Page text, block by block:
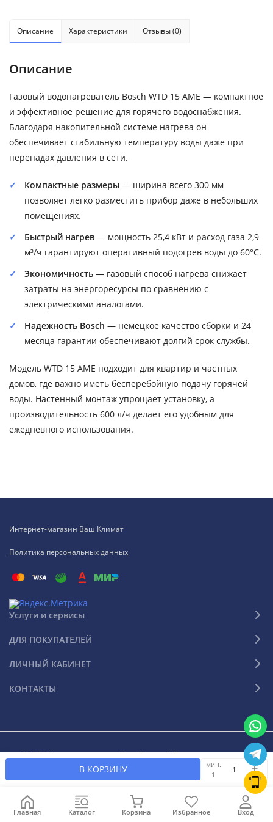
В КОРЗИНУ
мин.
1
Описание Характеристики Отзывы (0)
Описание
Газовый водонагреватель Bosch WTD 15 AME — компактное
и эффективное решение для горячего водоснабжения.
Благодаря накопительной системе нагрева он
обеспечивает стабильную температуру воды даже при
перепадах давления в сети.
Компактные размеры — ширина всего 300 мм
позволяет легко разместить прибор даже в небольших
помещениях.
Быстрый нагрев — мощность 25,4 кВт и расход газа 2,9
м³/ч гарантируют оперативный подогрев воды до 60°C.
Экономичность — газовый способ нагрева снижает
затраты на энергоресурсы по сравнению с
электрическими аналогами.
Надежность Bosch — немецкое качество сборки и 24
месяца гарантии обеспечивают долгий срок службы.
Модель WTD 15 AME подходит для квартир и частных
домов, где важно иметь бесперебойную подачу горячей
воды. Настенный монтаж упрощает установку, а
производительность 600 л/ч делает его удобным для
ежедневного использования.
Интернет-магазин Ваш Климат
Политика персональных данных
Услуги и сервисы
ДЛЯ ПОКУПАТЕЛЕЙ
ЛИЧНЫЙ КАБИНЕТ
КОНТАКТЫ
© 2026 Интернет-магазин "Ваш Климат". Все права защищены
Главная Каталог Корзина Избранное Вход